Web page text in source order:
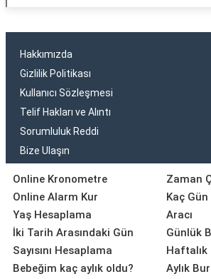
Hakkımızda
Gizlilik Politikası
Kullanıcı Sözleşmesi
Telif Hakları ve Alıntı
Sorumluluk Reddi
Bize Ulaşın
Online Kronometre
Online Alarm Kur
Yaş Hesaplama
İki Tarih Arasındaki Gün
Sayısını Hesaplama
Bebeğim kaç aylık oldu?
Zaman
Kaç
Aracı
Günlük
Haftalık
Aylık